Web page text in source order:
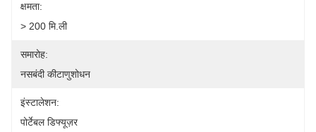
क्षमता:
> 200 मि.ली
समारोह:
नसबंदी कीटाणुशोधन
इंस्टालेशन:
पोर्टेबल डिफ्यूज़र